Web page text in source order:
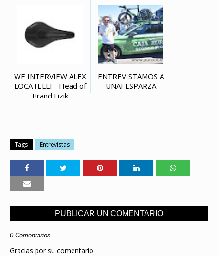
WE INTERVIEW ALEX
LOCATELLI - Head of
Brand Fizik
ENTREVISTAMOS A
UNAI ESPARZA
Tags Entrevistas
PUBLICAR UN COMENTARIO
0 Comentarios
Gracias por su comentario